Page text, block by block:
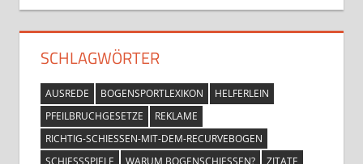
SCHLAGWÖRTER
AUSREDE BOGENSPORTLEXIKON
HELFERLEIN
PFEILBRUCHGESETZE
REKLAME
RICHTIG-SCHIESSEN-MIT-DEM-RECURVEBOGEN
SCHIESSSPIELE
WARUM BOGENSCHIESSEN? ZITATE